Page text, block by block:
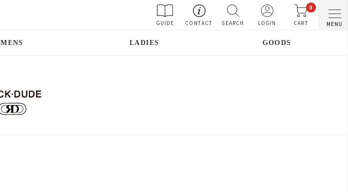
GUIDE CONTACT SEARCH LOGIN
0
CART MENU
MENS LADIES GOODS